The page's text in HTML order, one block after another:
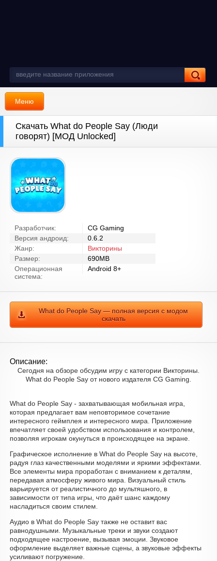
Меню
Скачать What do People Say (Люди
говорят) [МОД Unlocked]
Разработчик:
CG Gaming
Версия андроид:
0.6.2
Жанр:
Викторины
Размер:
690MB
Операционная
система:
Android 8+
What do People Say — полная версия с модом
скачать
Описание:
Сегодня на обзоре обсудим игру с категории Викторины.
What do People Say от нового издателя CG Gaming.
What do People Say - захватывающая мобильная игра,
которая предлагает вам неповторимое сочетание
интересного геймплея и интересного мира. Приложение
впечатляет своей удобством использования и контролем,
позволяя игрокам окунуться в происходящее на экране.
Графическое исполнение в What do People Say на высоте,
радуя глаз качественными моделями и яркими эффектами.
Все элементы мира проработан с вниманием к деталям,
передавая атмосферу живого мира. Визуальный стиль
варьируется от реалистичного до мультяшного, в
зависимости от типа игры, что даёт шанс каждому
насладиться своим стилем.
Аудио в What do People Say также не оставит вас
равнодушными. Музыкальные треки и звуки создают
подходящее настроение, вызывая эмоции. Звуковое
оформление выделяет важные сцены, а звуковые эффекты
усиливают погружение.